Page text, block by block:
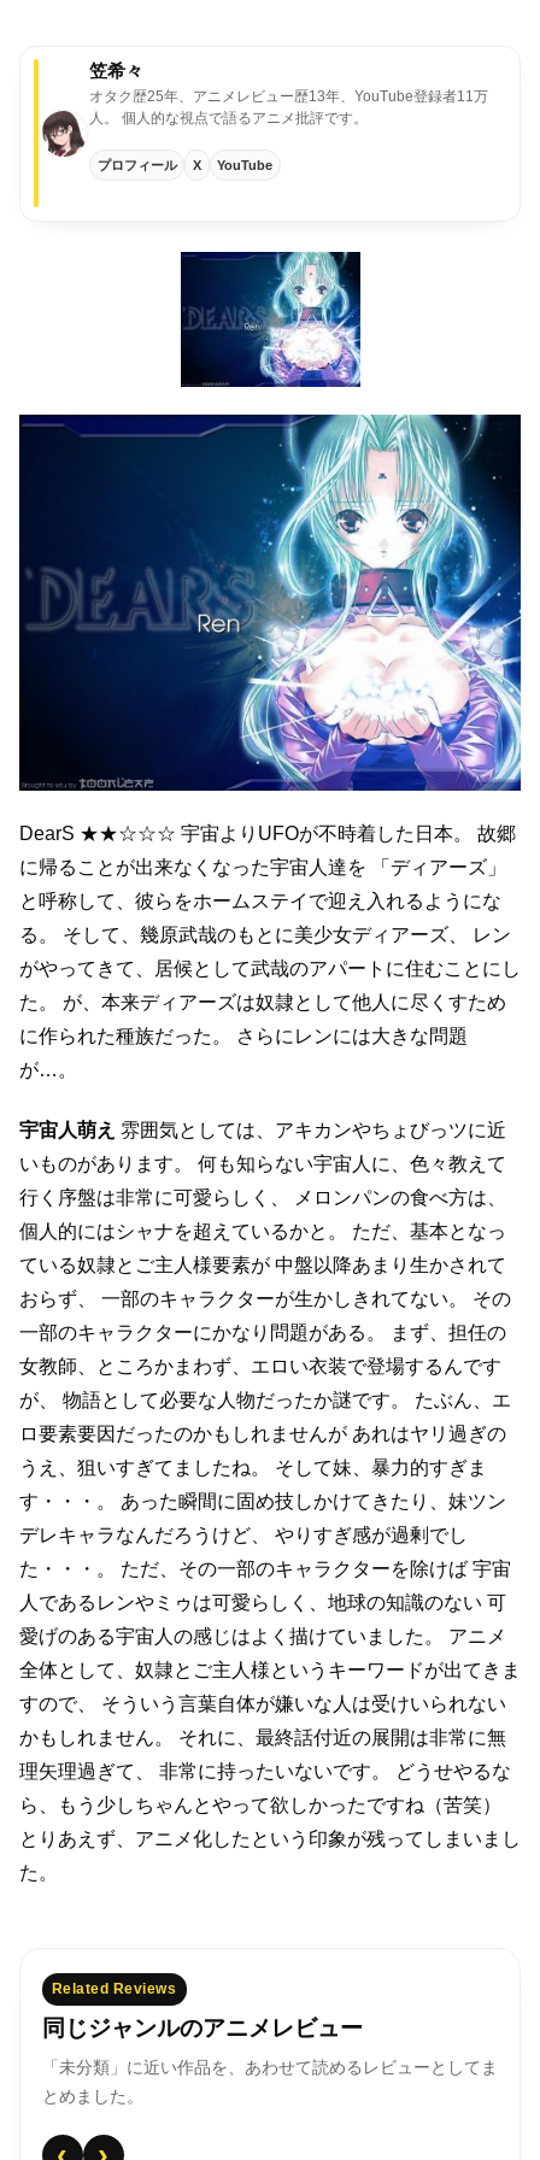
笠希々
オタク歴25年、アニメレビュー歴13年、YouTube登録者11万
人。
個人的な視点で語るアニメ批評です。
プロフィール X YouTube
DearS ★★☆☆☆ 宇宙よりUFOが不時着した日本。
故郷
に帰ることが出来なくなった宇宙人達を 「ディアーズ」
と呼称して、彼らをホームステイで迎え入れるようにな
る。
そして、幾原武哉のもとに美少女ディアーズ、
レン
がやってきて、居候として武哉のアパートに住むことにし
た。
が、本来ディアーズは奴隷として他人に尽くすため
に作られた種族だった。
さらにレンには大きな問題
が…。
宇宙人萌え 雰囲気としては、アキカンやちょびっツに近
いものがあります。
何も知らない宇宙人に、色々教えて
行く序盤は非常に可愛らしく、
メロンパンの食べ方は、
個人的にはシャナを超えているかと。
ただ、基本となっ
ている奴隷とご主人様要素が 中盤以降あまり生かされて
おらず、
一部のキャラクターが生かしきれてない。
その
一部のキャラクターにかなり問題がある。
まず、担任の
女教師、ところかまわず、エロい衣装で登場するんです
が、
物語として必要な人物だったか謎です。
たぶん、エ
ロ要素要因だったのかもしれませんが あれはヤリ過ぎの
うえ、狙いすぎてましたね。
そして妹、暴力的すぎま
す・・・。
あった瞬間に固め技しかけてきたり、妹ツン
デレキャラなんだろうけど、
やりすぎ感が過剰でし
た・・・。
ただ、その一部のキャラクターを除けば 宇宙
人であるレンやミゥは可愛らしく、地球の知識のない 可
愛げのある宇宙人の感じはよく描けていました。
アニメ
全体として、奴隷とご主人様というキーワードが出てきま
すので、
そういう言葉自体が嫌いな人は受けいられない
かもしれません。
それに、最終話付近の展開は非常に無
理矢理過ぎて、
非常に持ったいないです。
どうせやるな
ら、もう少しちゃんとやって欲しかったですね（苦笑）
とりあえず、アニメ化したという印象が残ってしまいまし
た。
Related Reviews
同じジャンルのアニメレビュー
「未分類」に近い作品を、あわせて読めるレビューとしてま
とめました。